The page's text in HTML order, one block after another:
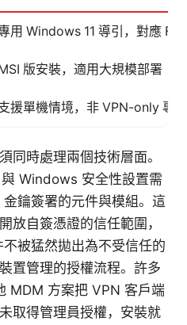
用 Windows 11 導引，對應
版安裝，適用大規模部署
援單機情境，非 VPN-only 專
同時處理兩個技術層面。
Windows 安全性設置需
鑰簽署的元件與模組。這
放自簽憑證的信任範圍，
被猛然拋出為不受信任的
置管理的授權流程。許多
MDM 方案把 VPN 客戶端
取得管理員授權，安裝就